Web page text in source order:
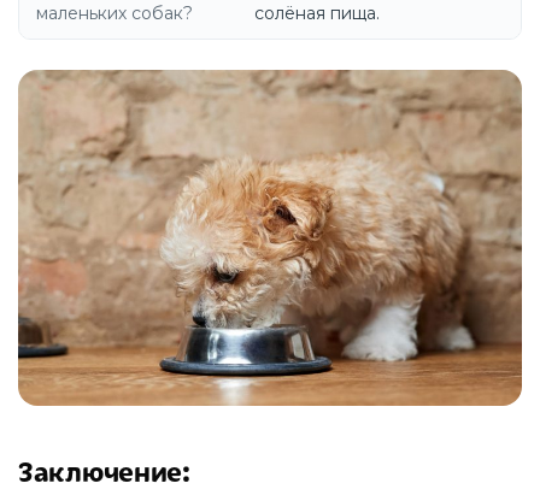
маленьких собак?
солёная пища.
Заключение: